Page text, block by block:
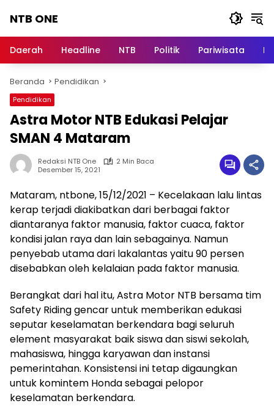
NTB ONE
dan
Berita
Lombok
Daerah Headline NTB Politik Pariwisata
Beranda Pendidikan
Pendidikan
Astra Motor NTB Edukasi Pelajar
SMAN 4 Mataram
Redaksi NTB One
2 Min Baca
Desember 15, 2021
Mataram, ntbone, 15/12/2021 – Kecelakaan lalu lintas
kerap terjadi diakibatkan dari berbagai faktor
diantaranya faktor manusia, faktor cuaca, faktor
kondisi jalan raya dan lain sebagainya. Namun
penyebab utama dari lakalantas yaitu 90 persen
disebabkan oleh kelalaian pada faktor manusia.
Berangkat dari hal itu, Astra Motor NTB bersama tim
Safety Riding gencar untuk memberikan edukasi
seputar keselamatan berkendara bagi seluruh
element masyarakat baik siswa dan siswi sekolah,
mahasiswa, hingga karyawan dan instansi
pemerintahan. Konsistensi ini tetap digaungkan
untuk komintem Honda sebagai pelopor
keselamatan berkendara.